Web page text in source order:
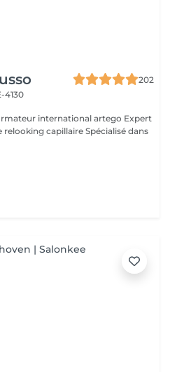
202
4130
international artego Expert
relooking capillaire Spécialisé dans